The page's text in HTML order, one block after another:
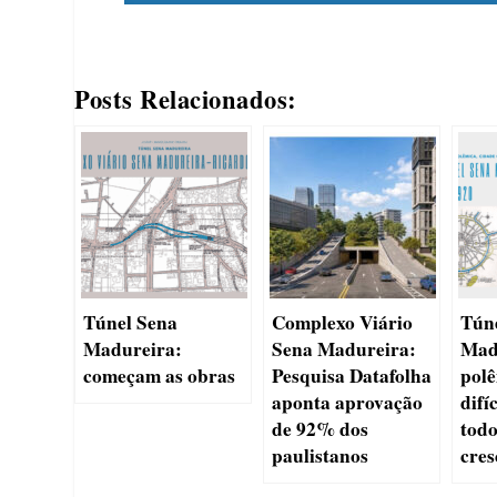
Posts Relacionados:
Túnel Sena
Madureira:
começam as obras
Complexo Viário
Sena Madureira:
Pesquisa Datafolha
aponta aprovação
de 92% dos
paulistanos